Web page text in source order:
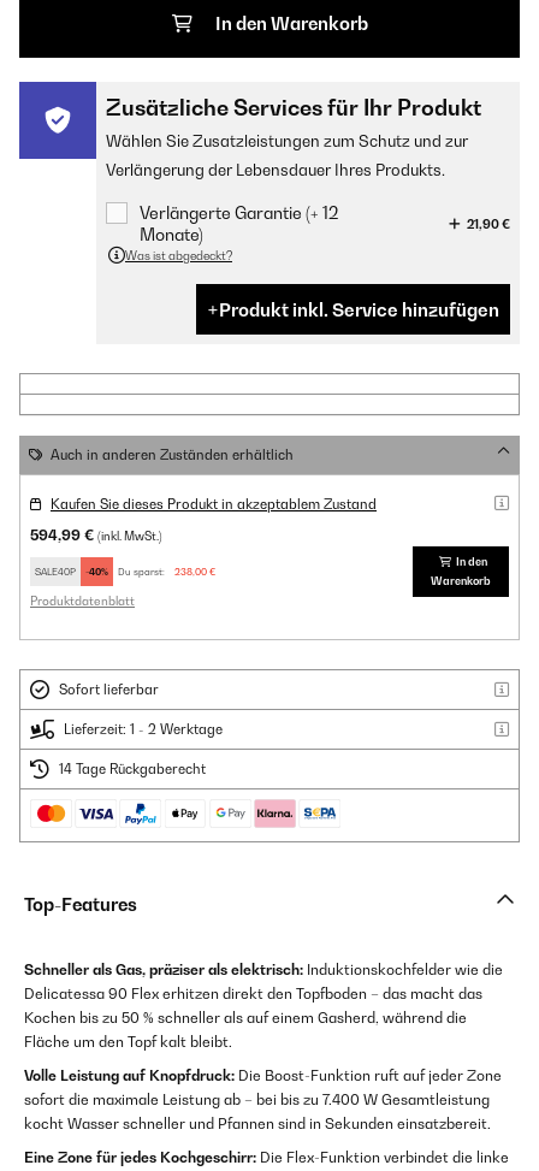
In den Warenkorb
Zusätzliche Services für Ihr Produkt
Wählen Sie Zusatzleistungen zum Schutz und zur
Verlängerung der Lebensdauer Ihres Produkts.
Verlängerte Garantie (+ 12
Monate)
21,90 €
Was ist abgedeckt?
Produkt inkl. Service hinzufügen
Auch in anderen Zuständen erhältlich
Kaufen Sie dieses Produkt in akzeptablem Zustand
594,99 € (inkl. MwSt.)
SALE40P -40% Du sparst: 238,00 €
Produktdatenblatt
In den
Warenkorb
Sofort lieferbar
Lieferzeit: 1 - 2 Werktage
14 Tage Rückgaberecht
Top-Features
Schneller als Gas, präziser als elektrisch: Induktionskochfelder wie die
Delicatessa 90 Flex erhitzen direkt den Topfboden – das macht das
Kochen bis zu 50 % schneller als auf einem Gasherd, während die
Fläche um den Topf kalt bleibt.
Volle Leistung auf Knopfdruck: Die Boost-Funktion ruft auf jeder Zone
sofort die maximale Leistung ab – bei bis zu 7.400 W Gesamtleistung
kocht Wasser schneller und Pfannen sind in Sekunden einsatzbereit.
Eine Zone für jedes Kochgeschirr: Die Flex-Funktion verbindet die linke